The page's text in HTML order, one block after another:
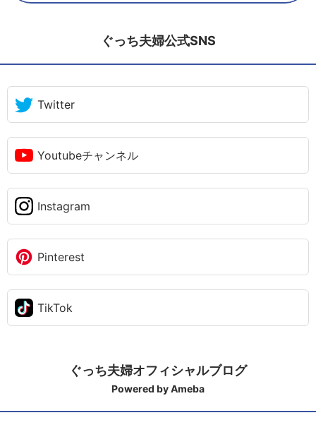
ぐっち夫婦公式SNS
Twitter
Youtubeチャンネル
Instagram
Pinterest
TikTok
ぐっち夫婦オフィシャルブログ
Powered by Ameba